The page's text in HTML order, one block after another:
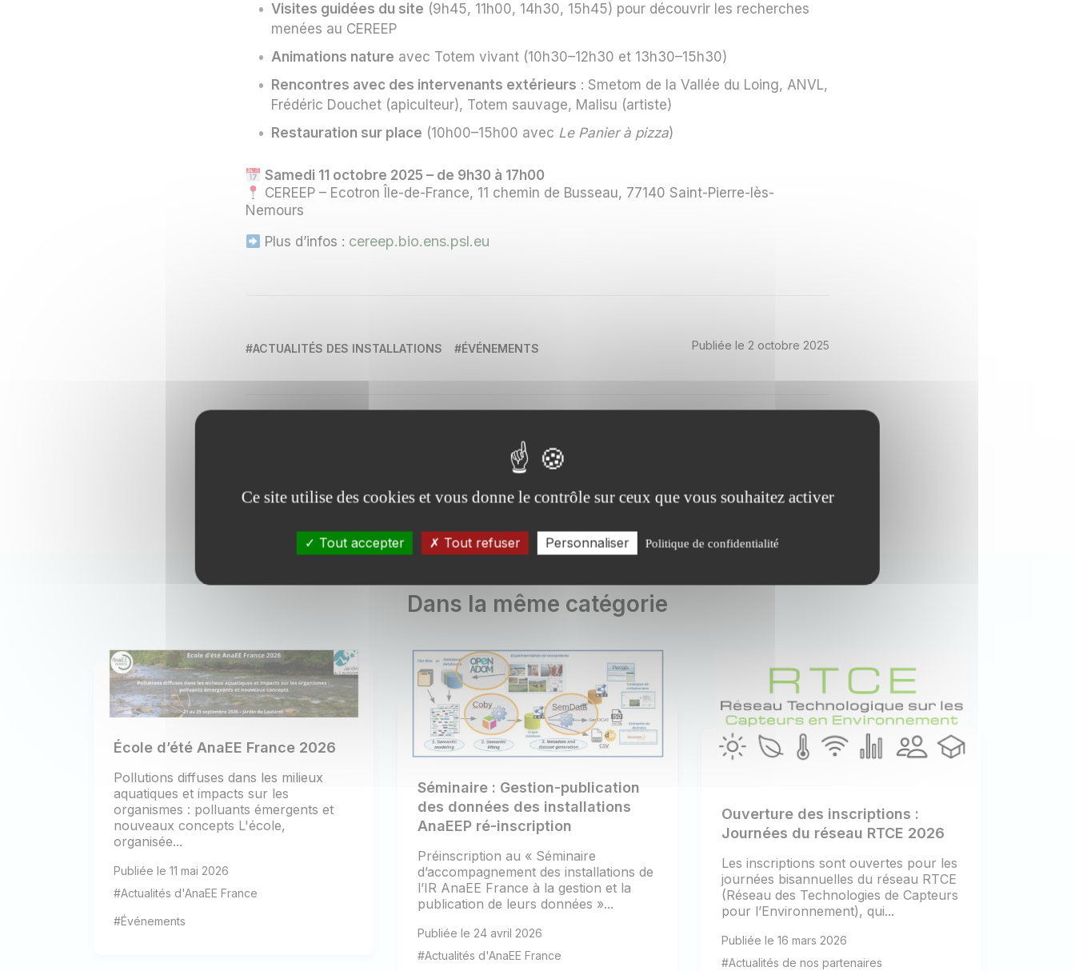
Visites guidées du site (9h45, 11h00, 14h30, 15h45) pour découvrir les recherches
menées au CEREEP
Animations nature avec Totem vivant (10h30–12h30 et 13h30–15h30)
Rencontres avec des intervenants extérieurs : Smetom de la Vallée du Loing, ANVL,
Frédéric Douchet (apiculteur), Totem sauvage, Malisu (artiste)
Restauration sur place (10h00–15h00 avec Le Panier à pizza)
Samedi 11 octobre 2025 – de 9h30 à 17h00
CEREEP – Ecotron Île-de-France, 11 chemin de Busseau, 77140 Saint-Pierre-lès-
Nemours
Plus d’infos : cereep.bio.ens.psl.eu
#ACTUALITÉS DES INSTALLATIONS #ÉVÉNEMENTS Publiée le 2 octobre 2025
Dans la même catégorie
École d’été AnaEE France 2026
Pollutions diffuses dans les milieux
aquatiques et impacts sur les
organismes : polluants émergents et
nouveaux concepts L'école,
organisée...
Publiée le 11 mai 2026
#Actualités d'AnaEE France
#Événements
Séminaire : Gestion-publication
des données des installations
AnaEEP ré-inscription
Préinscription au « Séminaire
d’accompagnement des installations de
l’IR AnaEE France à la gestion et la
publication de leurs données »...
Publiée le 24 avril 2026
#Actualités d'AnaEE France
Ouverture des inscriptions :
Journées du réseau RTCE 2026
Les inscriptions sont ouvertes pour les
journées bisannuelles du réseau RTCE
(Réseau des Technologies de Capteurs
pour l’Environnement), qui...
Publiée le 16 mars 2026
#Actualités de nos partenaires
Ce site utilise des cookies et vous donne le contrôle sur ceux que vous souhaitez activer
Tout accepter Tout refuser Personnaliser Politique de confidentialité